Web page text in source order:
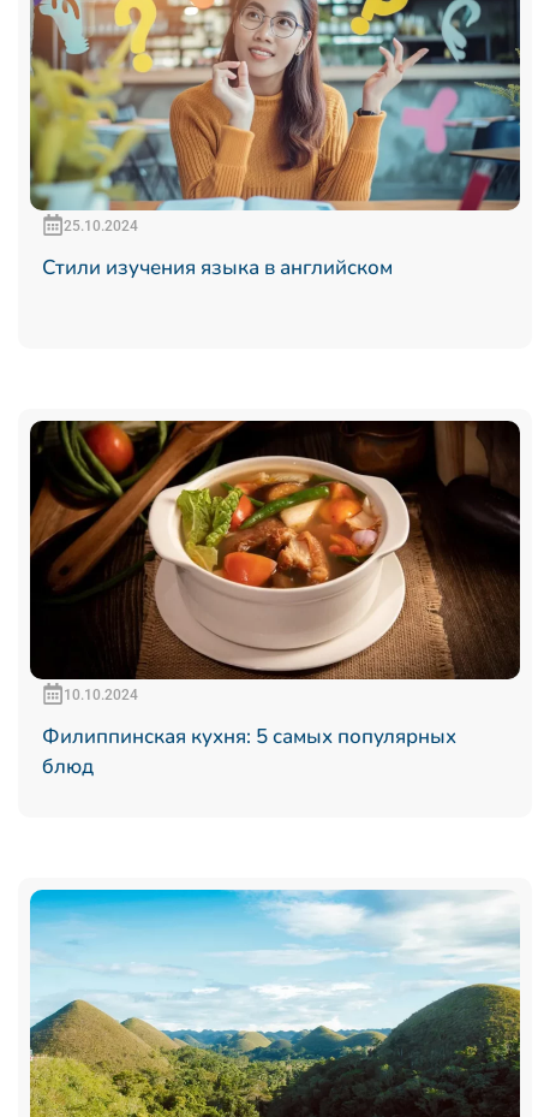
25.10.2024
Стили изучения языка в английском
10.10.2024
Филиппинская кухня: 5 самых популярных
блюд